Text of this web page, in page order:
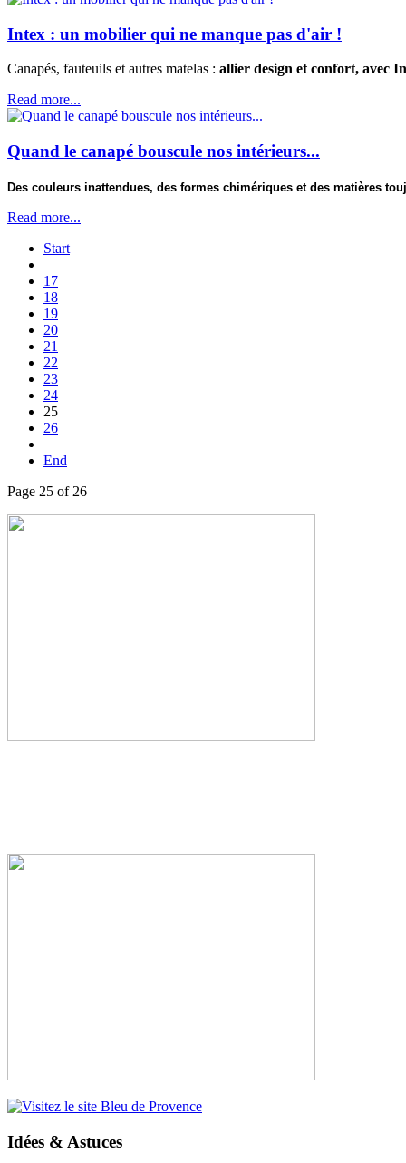
Intex : un mobilier qui ne manque pas d'air !
Canapés, fauteuils et autres matelas : allier design et confort, avec
Read more...
Quand le canapé bouscule nos intérieurs...
Des couleurs inattendues, des formes chimériques et des matières
Read more...
Start
17
18
19
20
21
22
23
24
25
26
End
Page 25 of 26
Idées & Astuces